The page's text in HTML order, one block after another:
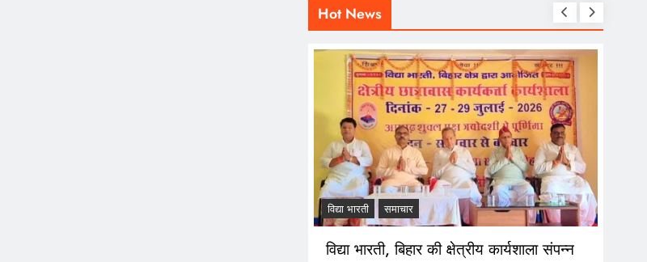
Hot News
विद्या भारती समाचार
विद्या भारती, बिहार की क्षेत्रीय कार्यशाला संपन्न